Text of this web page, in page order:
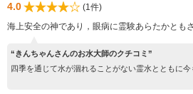
4.0
(1件)
海上安全の神であり，眼病に霊験あらたかとも
“きんちゃんさんのお水大師のクチコミ”
四季を通じて水が涸れることがない霊水とともに今